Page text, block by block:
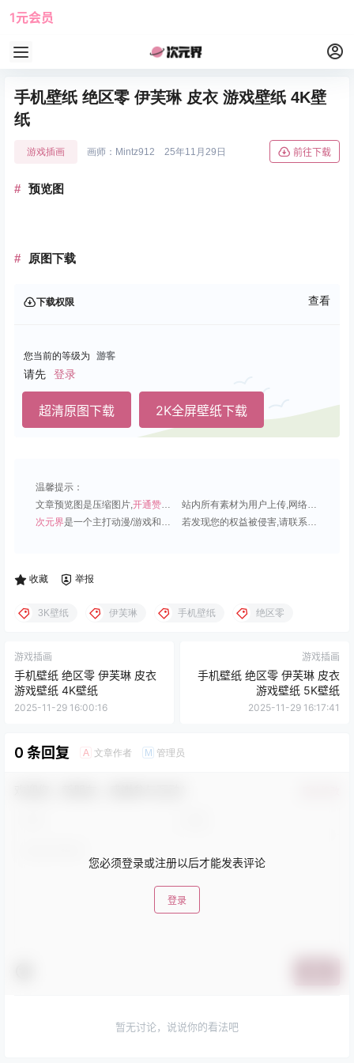
1元会员
手机壁纸 绝区零 伊芙琳 皮衣 游戏壁纸 4K壁
纸
游戏插画 画师：Mintz912 25年11月29日 前往下载
预览图
原图下载
下载权限 查看
您当前的等级为 游客
请先 登录
超清原图下载 2K全屏壁纸下载
温馨提示：
文章预览图是压缩图片,开通赞助会员 可免费下载超清原图;
站内所有素材为用户上传,网络分享或原创,请勿用于商业用途;
次元界是一个主打动漫/游戏和虚拟偶像角色的插画壁纸平台; 若发现您的权益被侵害,请联系QQ1815919191,我们尽快处理.
收藏 举报
3K壁纸 伊芙琳 手机壁纸 绝区零
游戏插画
手机壁纸 绝区零 伊芙琳 皮衣
游戏壁纸 4K壁纸
2025-11-29 16:00:16
游戏插画
手机壁纸 绝区零 伊芙琳 皮衣
游戏壁纸 5K壁纸
2025-11-29 16:17:41
0 条回复 A 文章作者 M 管理员
您必须登录或注册以后才能发表评论
登录
暂无讨论，说说你的看法吧